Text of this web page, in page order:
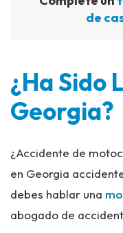
de
¿Ha Sido
Georgia?
¿Accidente de
en Georgia
debes hablar una
abogado de